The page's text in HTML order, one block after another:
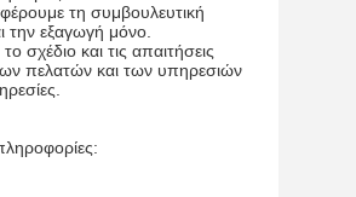
τη συμβουλευτική
την εξαγωγή μόνο.
σχέδιο και τις απαιτήσεις
πελατών και των υπηρεσιών